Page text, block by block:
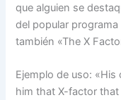
que alguien se
del popular
también «The X
Ejemplo de uso:
him that X-factor